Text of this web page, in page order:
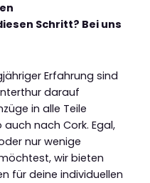
Schritt? Bei uns
Erfahrung sind
darauf
in alle Teile
nach Cork. Egal,
nur wenige
wir bieten
für deine individuellen